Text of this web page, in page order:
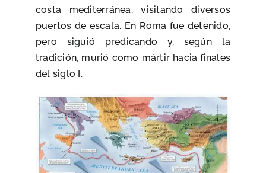
costa mediterránea, visitando diversos
puertos de escala. En Roma fue detenido,
pero siguió predicando y, según la
tradición, murió como mártir hacia finales
del siglo I.